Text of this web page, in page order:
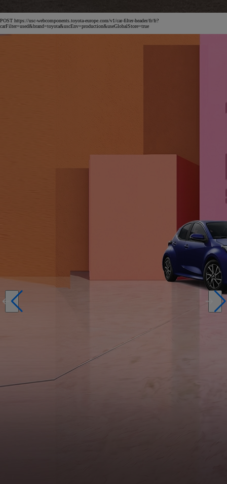
POST https://usc-webcomponents.toyota-europe.com/v1/car-filter-header/fr/fr?
carFilter=used&brand=toyota&uscEnv=production&useGlobalStore=true